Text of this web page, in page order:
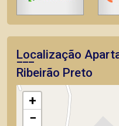
Localização
Ribeirão Preto
+
−